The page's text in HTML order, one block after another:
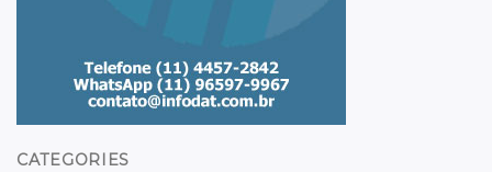
CATEGORIES